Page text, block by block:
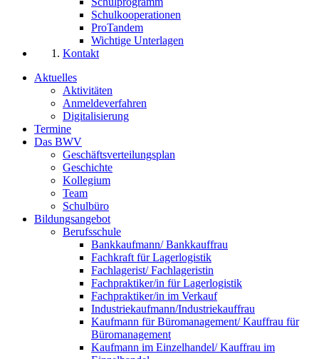
Schulkooperationen
ProTandem
Wichtige Unterlagen
Kontakt
Aktuelles
Aktivitäten
Anmeldeverfahren
Digitalisierung
Termine
Das BWV
Geschäftsverteilungsplan
Geschichte
Kollegium
Team
Schulbüro
Bildungsangebot
Berufsschule
Bankkaufmann/ Bankkauffrau
Fachkraft für Lagerlogistik
Fachlagerist/ Fachlageristin
Fachpraktiker/in für Lagerlogistik
Fachpraktiker/in im Verkauf
Industriekaufmann/Industriekauffrau
Kaufmann für Büromanagement/ Kauffrau für
Büromanagement
Kaufmann im Einzelhandel/ Kauffrau im